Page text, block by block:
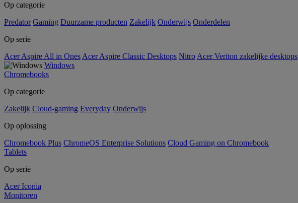
Op categorie
Predator Gaming Duurzame producten Zakelijk Onderwijs Onderdelen
Op serie
Acer Aspire All in Ones Acer Aspire Classic Desktops Nitro Acer Veriton zakelijke desktops
Windows
Chromebooks
Op categorie
Zakelijk Cloud-gaming Everyday Onderwijs
Op oplossing
Chromebook Plus ChromeOS Enterprise Solutions Cloud Gaming on Chromebook
Tablets
Op serie
Acer Iconia
Monitoren